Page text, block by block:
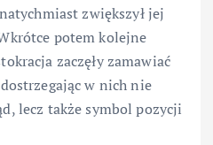
zwiększył jej
potem kolejne
zaczęły zamawiać
w nich nie
lecz także symbol pozycji